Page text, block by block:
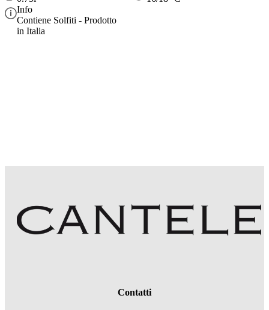
Info
Contiene Solfiti - Prodotto
in Italia
Contatti